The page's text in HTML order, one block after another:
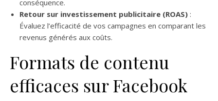
conséquence.
Retour sur investissement publicitaire (ROAS) :
Évaluez l’efficacité de vos campagnes en comparant les
revenus générés aux coûts.
Formats de contenu
efficaces sur Facebook